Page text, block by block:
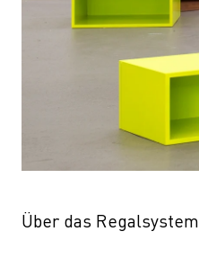
Über das Regalsystem